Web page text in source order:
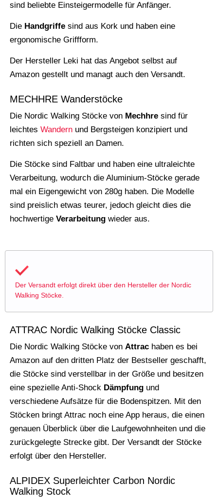
sind beliebte Einsteigermodelle für Anfänger.
Die Handgriffe sind aus Kork und haben eine
ergonomische Griffform.
Der Hersteller Leki hat das Angebot selbst auf
Amazon gestellt und managt auch den Versandt.
MECHHRE Wanderstöcke
Die Nordic Walking Stöcke von Mechhre sind für
leichtes Wandern und Bergsteigen konzipiert und
richten sich speziell an Damen.
Die Stöcke sind Faltbar und haben eine ultraleichte
Verarbeitung, wodurch die Aluminium-Stöcke gerade
mal ein Eigengewicht von 280g haben. Die Modelle
sind preislich etwas teurer, jedoch gleicht dies die
hochwertige Verarbeitung wieder aus.
Der Versandt erfolgt direkt über den Hersteller der Nordic
Walking Stöcke.
ATTRAC Nordic Walking Stöcke Classic
Die Nordic Walking Stöcke von Attrac haben es bei
Amazon auf den dritten Platz der Bestseller geschafft,
die Stöcke sind verstellbar in der Größe und besitzen
eine spezielle Anti-Shock Dämpfung und
verschiedene Aufsätze für die Bodenspitzen. Mit den
Stöcken bringt Attrac noch eine App heraus, die einen
genauen Überblick über die Laufgewohnheiten und die
zurückgelegte Strecke gibt. Der Versandt der Stöcke
erfolgt über den Hersteller.
ALPIDEX Superleichter Carbon Nordic
Walking Stock